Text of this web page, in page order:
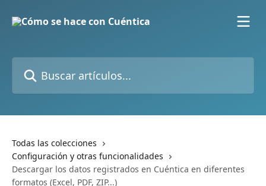
Todas las colecciones
Configuración y otras funcionalidades
Descargar los datos registrados en Cuéntica en diferentes
formatos (Excel, PDF, ZIP...)